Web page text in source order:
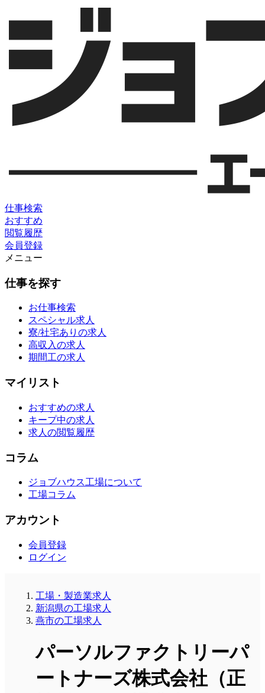
仕事検索
おすすめ
閲覧履歴
会員登録
メニュー
仕事を探す
お仕事検索
スペシャル求人
寮/社宅ありの求人
高収入の求人
期間工の求人
マイリスト
おすすめの求人
キープ中の求人
求人の閲覧履歴
コラム
ジョブハウス工場について
工場コラム
アカウント
会員登録
ログイン
工場・製造業求人
新潟県の工場求人
燕市の工場求人
パーソルファクトリーパ
ートナーズ株式会社（正